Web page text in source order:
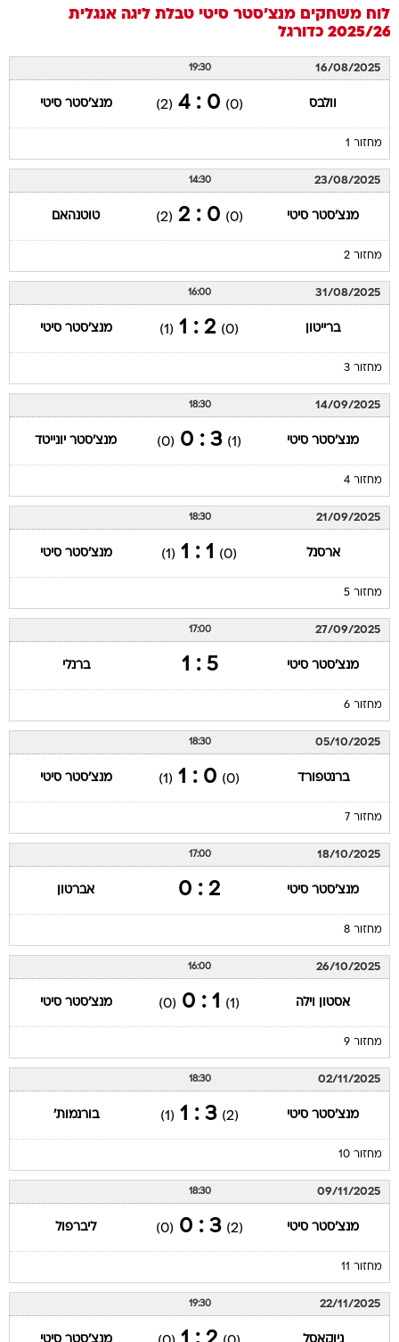
לוח משחקים מנצ'סטר סיטי טבלת ליגה אנגלית
2025/26 כדורגל
16/08/2025
19:30
וולבס (0)
0 : 4
(2) מנצ'סטר סיטי
מחזור 1
23/08/2025
14:30
מנצ'סטר סיטי (0)
0 : 2
(2) טוטנהאם
מחזור 2
31/08/2025
16:00
ברייטון (0)
2 : 1
(1) מנצ'סטר סיטי
מחזור 3
14/09/2025
18:30
מנצ'סטר סיטי (1)
3 : 0
(0) מנצ'סטר יונייטד
מחזור 4
21/09/2025
18:30
ארסנל (0)
1 : 1
(1) מנצ'סטר סיטי
מחזור 5
27/09/2025
17:00
מנצ'סטר סיטי 5 : 1 ברנלי
מחזור 6
05/10/2025
18:30
ברנטפורד (0)
0 : 1
(1) מנצ'סטר סיטי
מחזור 7
18/10/2025
17:00
מנצ'סטר סיטי 2 : 0 אברטון
מחזור 8
26/10/2025
16:00
אסטון וילה (1)
1 : 0
(0) מנצ'סטר סיטי
מחזור 9
02/11/2025
18:30
מנצ'סטר סיטי (2)
3 : 1
(1) בורנמות'
מחזור 10
09/11/2025
18:30
מנצ'סטר סיטי (2)
3 : 0
(0) ליברפול
מחזור 11
22/11/2025
19:30
ניוקאסל מנצ'סטר סיטי